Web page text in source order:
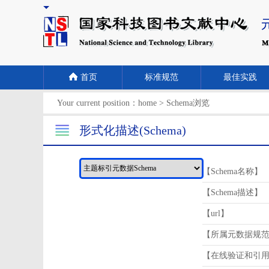
首页 标准规范 最佳实践
Your current position： home > Schema浏览
形式化描述(Schema)
【Schema名称】
【Schema描述】
【url】
【所属元数据规
【在线验证和引